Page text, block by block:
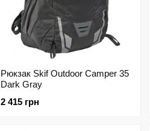
Рюкзак Skif Outdoor Camper 35
Dark Gray
2 415 грн